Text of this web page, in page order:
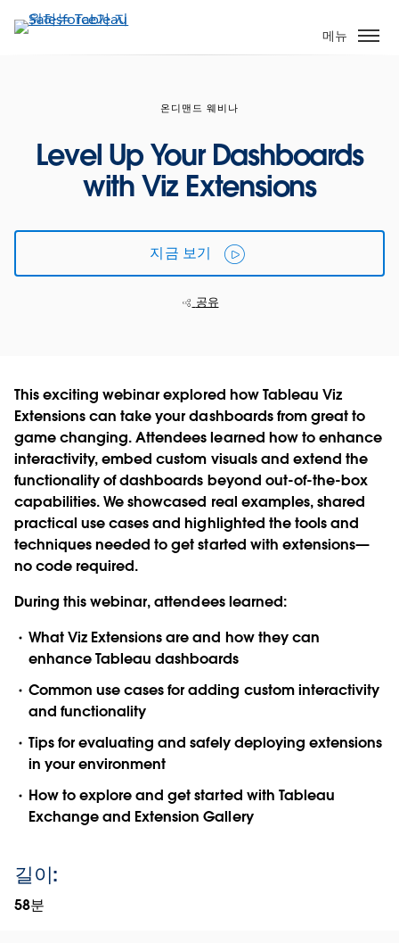
요
메뉴
온디맨드 웨비나
Level Up Your Dashboards
with Viz Extensions
지금 보기
공유
This exciting webinar explored how Tableau Viz
Extensions can take your dashboards from great to
game changing. Attendees learned how to enhance
interactivity, embed custom visuals and extend the
functionality of dashboards beyond out-of-the-box
capabilities. We showcased real examples, shared
practical use cases and highlighted the tools and
techniques needed to get started with extensions—
no code required.
During this webinar, attendees learned:
What Viz Extensions are and how they can
enhance Tableau dashboards
Common use cases for adding custom interactivity
and functionality
Tips for evaluating and safely deploying extensions
in your environment
How to explore and get started with Tableau
Exchange and Extension Gallery
길이:
58분